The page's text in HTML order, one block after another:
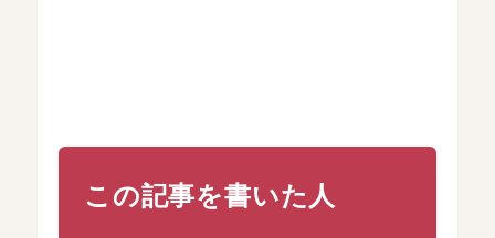
この記事を書いた人